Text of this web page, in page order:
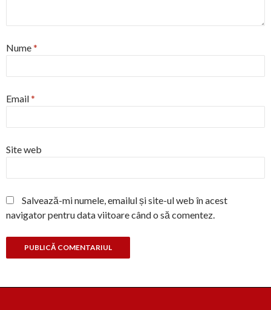
Nume*
Email*
Site web
Salvează-mi numele, emailul și site-ul web în acest
navigator pentru data viitoare când o să comentez.